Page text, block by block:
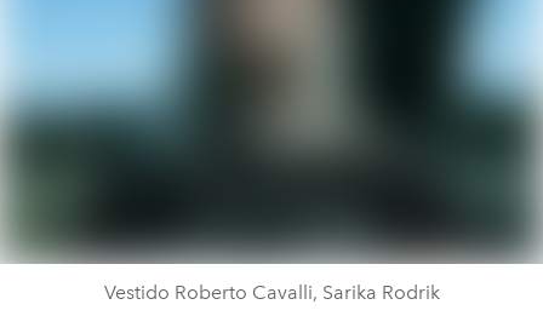
Vestido Roberto Cavalli, Sarika Rodrik